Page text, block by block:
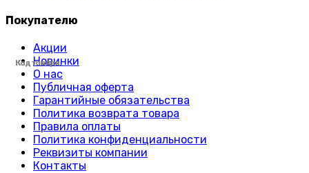
Код товара:
Код товара:
Код товара:
Код товара:
Код товара:
Код товара:
Код товара:
Код товара:
Код товара:
Код товара:
Код товара:
Код товара:
Код товара:
Код товара:
Код товара:
Код товара:
Код товара:
Код товара:
Код товара:
Код товара:
Код товара:
Код товара:
Код товара:
Код товара:
Покупателю
Акции
Новинки
О нас
Публичная оферта
Гарантийные обязательства
Политика возврата товара
Правила оплаты
Политика конфиденциальности
Реквизиты компании
Контакты